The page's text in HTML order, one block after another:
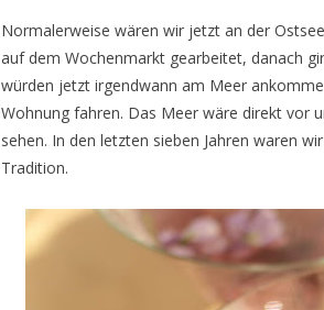
Normalerweise wären wir jetzt an der
auf dem Wochenmarkt gearbeitet, danach
würden jetzt irgendwann am Meer
Wohnung fahren. Das Meer wäre direkt vor
sehen. In den letzten sieben Jahren waren
Tradition.